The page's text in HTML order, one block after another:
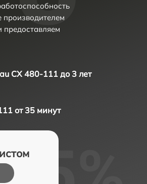
производителем
предоставляем
CX 480-111 до 3 лет
от 35 минут